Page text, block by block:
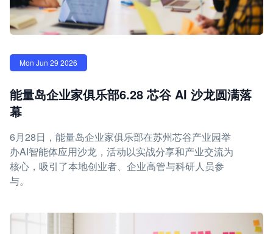
Mon Jun 29 2026
能量岛企业家俱乐部6.28 芯谷 AI 沙龙圆满落
幕
6月28日，能量岛企业家俱乐部在苏州芯谷产业园举
办AI智能体应用沙龙，活动以实战分享和产业交流为
核心，吸引了本地创业者、企业高管与科研人员参
与。